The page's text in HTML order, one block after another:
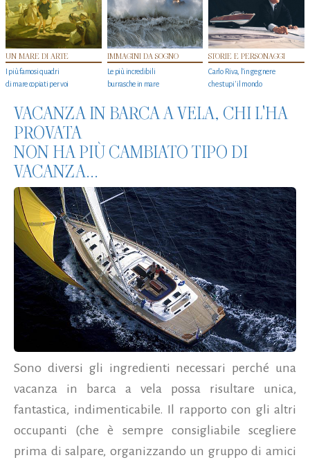
UN MARE DI ARTE
I più famosi quadri
di mare copiati per voi
IMMAGINI DA SOGNO
Le più incredibili
burrasche in mare
STORIE E PERSONAGGI
Carlo Riva, l’ingegnere
che stupi' il mondo
VACANZA IN BARCA A VELA, CHI L'HA
PROVATA
NON HA PIÙ CAMBIATO TIPO DI
VACANZA...
Sono diversi gli ingredienti necessari perché una
vacanza in barca a vela possa risultare unica,
fantastica, indimenticabile. Il rapporto con gli altri
occupanti (che è sempre consigliabile scegliere
prima di salpare, organizzando un gruppo di amici